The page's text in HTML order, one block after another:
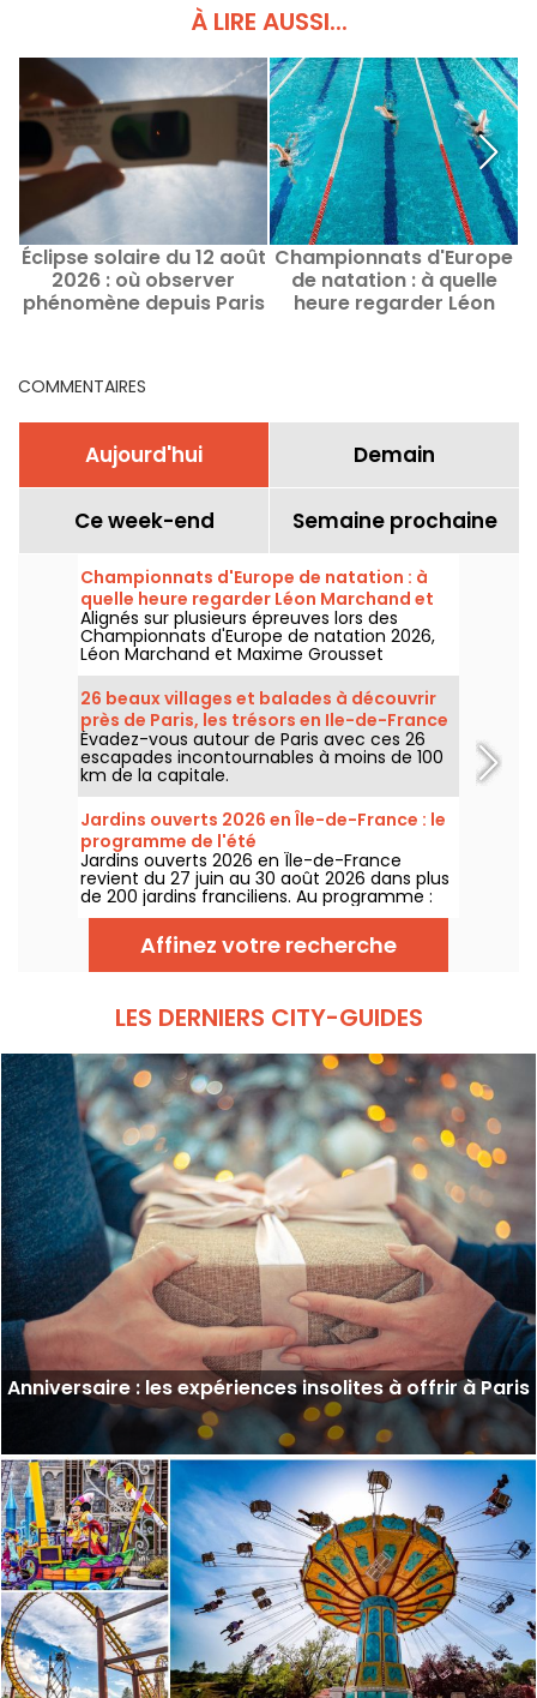
À LIRE AUSSI...
Éclipse solaire du 12 août
2026 : où observer
phénomène depuis Paris
Championnats d'Europe
de natation : à quelle
heure regarder Léon
COMMENTAIRES
Aujourd'hui Demain
Ce week-end Semaine prochaine
Championnats d'Europe de natation : à
quelle heure regarder Léon Marchand et
Maxime Grousset ?
Alignés sur plusieurs épreuves lors des
Championnats d'Europe de natation 2026,
Léon Marchand et Maxime Grousset
comptent parmi les grandes chances de
médailles tricolores. Voici le calendrier précis
de leurs courses pour ne rien manquer de
leurs prestations dans le bassin.
26 beaux villages et balades à découvrir
près de Paris, les trésors en Ile-de-France
Évadez-vous autour de Paris avec ces 26
escapades incontournables à moins de 100
km de la capitale.
Jardins ouverts 2026 en Île-de-France : le
programme de l'été
Jardins ouverts 2026 en Île-de-France
revient du 27 juin au 30 août 2026 dans plus
de 200 jardins franciliens. Au programme :
concerts, spectacles, visites, ateliers et
installations artistiques.
Affinez votre recherche
LES DERNIERS CITY-GUIDES
Anniversaire : les expériences insolites à offrir à Paris